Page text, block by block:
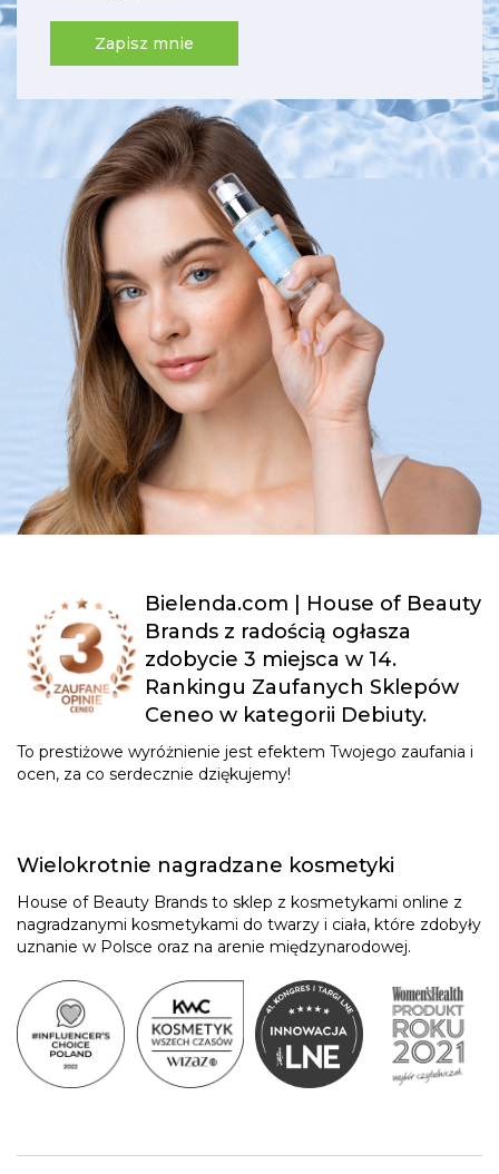
Zapisz mnie
Bielenda.com | House of Beauty
Brands z radością ogłasza
zdobycie 3 miejsca w 14.
Rankingu Zaufanych Sklepów
Ceneo w kategorii Debiuty.
To prestiżowe wyróżnienie jest efektem Twojego zaufania i
ocen, za co serdecznie dziękujemy!
Wielokrotnie nagradzane kosmetyki
House of Beauty Brands to sklep z kosmetykami online z
nagradzanymi kosmetykami do twarzy i ciała, które zdobyły
uznanie w Polsce oraz na arenie międzynarodowej.